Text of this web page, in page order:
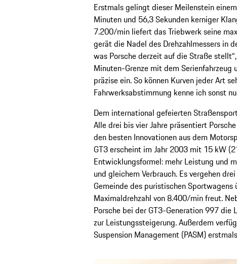
Erstmals gelingt dieser Meilenstein
Minuten und 56,3 Sekunden kerniger
7.200/min liefert das Triebwerk seine
gerät die Nadel des Drehzahlmessers in
was Porsche derzeit auf die Straße
Minuten-Grenze mit dem Serienfahrzeug
präzise ein. So können Kurven jeder Art
Fahrwerksabstimmung kenne ich sonst
Dem international gefeierten
Alle drei bis vier Jahre präsentiert
den besten Innovationen aus dem
GT3 erscheint im Jahr 2003 mit 15 kW
Entwicklungsformel: mehr Leistung und
und gleichem Verbrauch. Es vergehen
Gemeinde des puristischen
Maximaldrehzahl von 8.400/min freut.
Porsche bei der GT3-Generation 997 die
zur Leistungssteigerung. Außerdem
Suspension Management (PASM)